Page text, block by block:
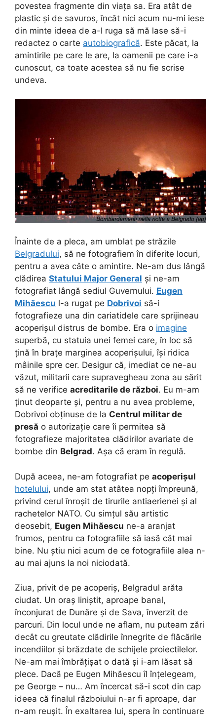
povestea fragmente din viața sa. Era atât de
plastic și de savuros, încât nici acum nu-mi iese
din minte ideea de a-l ruga să mă lase să-i
redactez o carte autobiografică. Este păcat, la
amintirile pe care le are, la oamenii pe care i-a
cunoscut, ca toate acestea să nu fie scrise
undeva.
Înainte de a pleca, am umblat pe străzile
Belgradului, să ne fotografiem în diferite locuri,
pentru a avea câte o amintire. Ne-am dus lângă
clădirea Statului Major General și ne-am
fotografiat lângă sediul Guvernului. Eugen
Mihăescu l-a rugat pe Dobrivoi să-i
fotografieze una din cariatidele care sprijineau
acoperișul distrus de bombe. Era o imagine
superbă, cu statuia unei femei care, în loc să
țină în brațe marginea acoperișului, își ridica
mâinile spre cer. Desigur că, imediat ce ne-au
văzut, militarii care supravegheau zona au sărit
să ne verifice acreditarile de război. Eu m-am
ținut deoparte și, pentru a nu avea probleme,
Dobrivoi obținuse de la Centrul militar de
presă o autorizație care îi permitea să
fotografieze majoritatea clădirilor avariate de
bombe din Belgrad. Așa că eram în regulă.
După aceea, ne-am fotografiat pe acoperișul
hotelului, unde am stat atâtea nopți împreună,
privind cerul înroșit de tirurile antiaerienei și al
rachetelor NATO. Cu simțul său artistic
deosebit, Eugen Mihăescu ne-a aranjat
frumos, pentru ca fotografiile să iasă cât mai
bine. Nu știu nici acum de ce fotografiile alea n-
au mai ajuns la noi niciodată.
Ziua, privit de pe acoperiș, Belgradul arăta
ciudat. Un oraș liniștit, aproape banal,
înconjurat de Dunăre și de Sava, înverzit de
parcuri. Din locul unde ne aflam, nu puteam zări
decât cu greutate clădirile înnegrite de flăcările
incendiilor și brăzdate de schijele proiectilelor.
Ne-am mai îmbrățișat o dată și i-am lăsat să
plece. Dacă pe Eugen Mihăescu îl înțelegeam,
pe George – nu… Am încercat să-i scot din cap
ideea că finalul războiului n-ar fi aproape, dar
n-am reușit. În exaltarea lui, spera în continuare